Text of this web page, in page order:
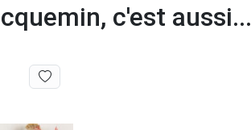
c'est aussi...